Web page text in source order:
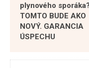
plynového
TOMTO BUDE AKO
NOVÝ. GARANCIA
ÚSPECHU